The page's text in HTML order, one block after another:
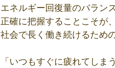
エネルギー回復量のバラン
正確に把握することこそが、
社会で長く働き続けるため
「いつもすぐに疲れてしまう